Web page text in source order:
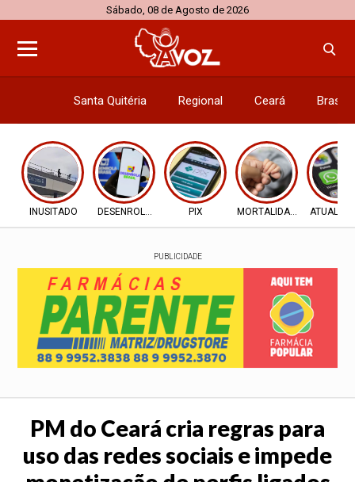
Sábado, 08 de Agosto de 2026
Santa Quitéria Regional Ceará Brasil
INUSITADO DESENROLA 2.0 PIX MORTALIDADE INFANTIL
PUBLICIDADE
PM do Ceará cria regras para
uso das redes sociais e impede